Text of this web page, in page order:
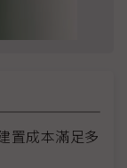
置成本滿足多